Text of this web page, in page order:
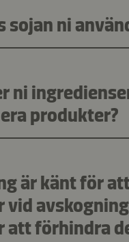
sojan ni
ni
produkter?
är känt för
vid
att förhindra